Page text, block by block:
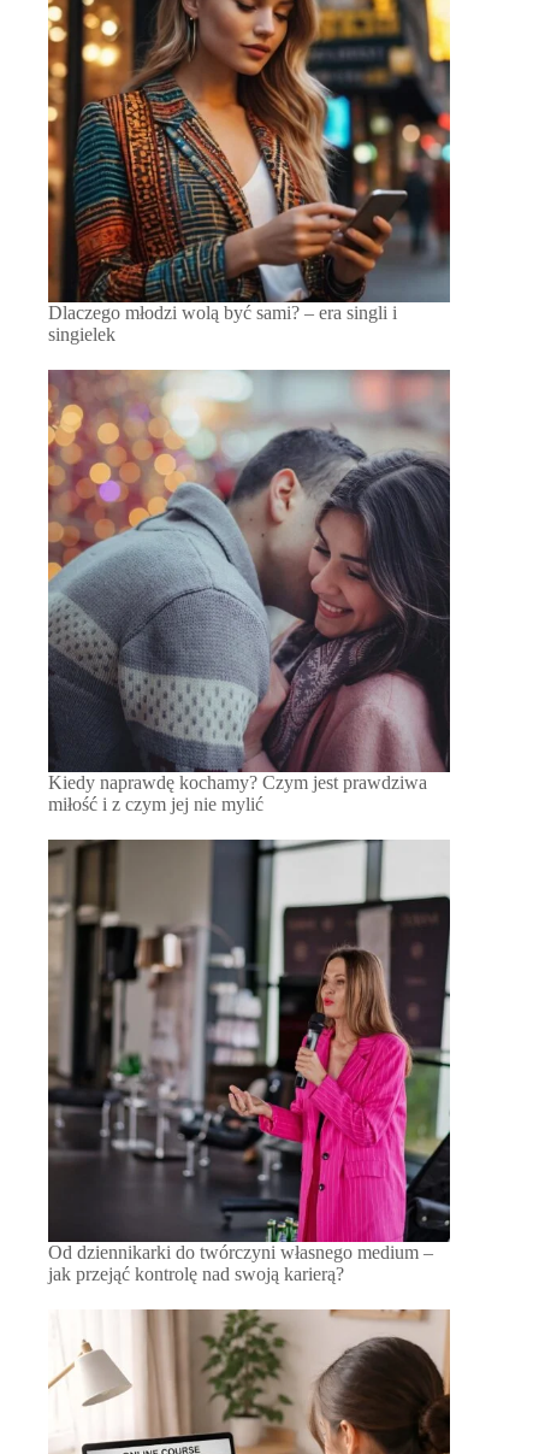
Dlaczego młodzi wolą być sami? – era singli i
singielek
Kiedy naprawdę kochamy? Czym jest prawdziwa
miłość i z czym jej nie mylić
Od dziennikarki do twórczyni własnego medium –
jak przejąć kontrolę nad swoją karierą?